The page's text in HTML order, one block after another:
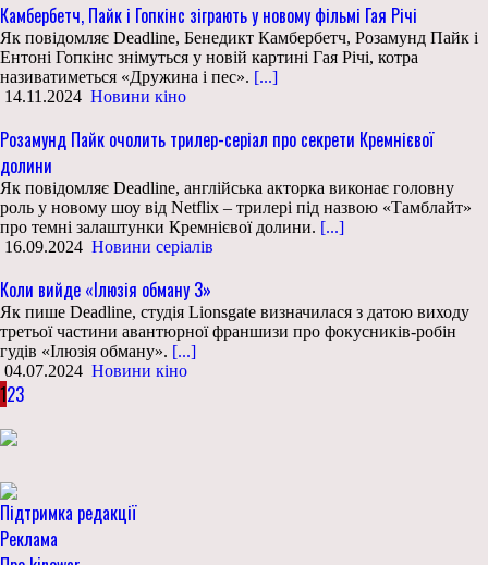
Камбербетч, Пайк і Гопкінс зіграють у новому фільмі Гая Річі
Як повідомляє Deadline, Бенедикт Камбербетч, Розамунд Пайк і
Ентоні Гопкінс знімуться у новій картині Гая Річі, котра
називатиметься «Дружина і пес». [...]
14.11.2024 Новини кіно
Розамунд Пайк очолить трилер-серіал про секрети Кремнієвої
долини
Як повідомляє Deadline, англійська акторка виконає головну
роль у новому шоу від Netflix – трилері під назвою «Тамблайт»
про темні залаштунки Кремнієвої долини. [...]
16.09.2024 Новини серіалів
Коли вийде «Ілюзія обману 3»
Як пише Deadline, студія Lionsgate визначилася з датою виходу
третьої частини авантюрної франшизи про фокусників-робін
гудів «Ілюзія обману». [...]
04.07.2024 Новини кіно
123
Підтримка редакції
Реклама